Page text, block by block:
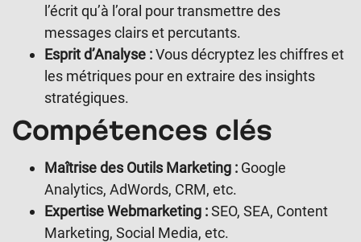
l’écrit qu’à l’oral pour transmettre des
messages clairs et percutants.
Esprit d’Analyse :Vous décryptez les chiffres et
les métriques pour en extraire des insights
stratégiques.
Compétences clés
Maîtrise des Outils Marketing : Google
Analytics, AdWords, CRM, etc.
Expertise Webmarketing :SEO, SEA, Content
Marketing, Social Media, etc.